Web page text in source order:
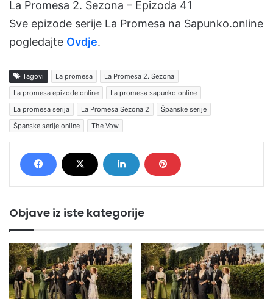
La Promesa 2. Sezona – Epizoda 41
Sve epizode serije La Promesa na Sapunko.online
pogledajte Ovdje.
Tagovi La promesa
La Promesa 2. Sezona
La promesa epizode online
La promesa sapunko online
La promesa serija
La Promesa Sezona 2
Španske serije
Španske serije online
The Vow
Objave iz iste kategorije